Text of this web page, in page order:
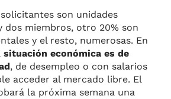
son unidades
dos miembros, otro 20% son
y el resto, numerosas. En
situación económica es de
, de desempleo o con salarios
acceder al mercado libre. El
la próxima semana una